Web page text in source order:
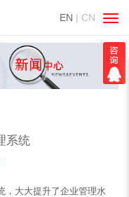
EN | CN
切
换
导
航
系统
，大大提升了企业管理水